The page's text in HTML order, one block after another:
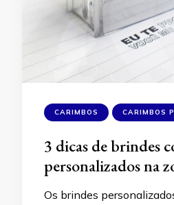
CARIMBOS CARIMBOS
3 dicas de brindes
personalizados na
Os brindes